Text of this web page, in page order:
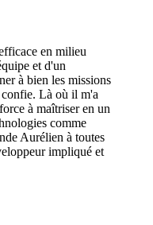
en milieu
et d'un
à bien les missions
Là où il m'a
à maîtriser en un
comme
Aurélien à toutes
impliqué et